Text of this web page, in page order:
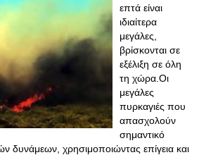
επτά είναι
ιδιαίτερα
μεγάλες,
βρίσκονται σε
εξέλιξη σε όλη
τη χώρα.Οι
μεγάλες
πυρκαγιές που
απασχολούν
σημαντικό
δυνάμεων, χρησιμοποιώντας επίγεια και